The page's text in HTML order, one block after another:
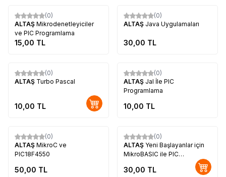
(0)
ALTAŞ Mikrodenetleyiciler
ve PIC Programlama
15,00 TL
(0)
ALTAŞ Java Uygulamaları
30,00 TL
(0)
ALTAŞ Turbo Pascal
10,00 TL
(0)
ALTAŞ Jal İle PIC
Programlama
10,00 TL
(0)
ALTAŞ MikroC ve
PIC18F4550
50,00 TL
(0)
ALTAŞ Yeni Başlayanlar için
MikroBASIC ile PIC
PROGRAMLAMA (16F628A /
16F648A)
30,00 TL